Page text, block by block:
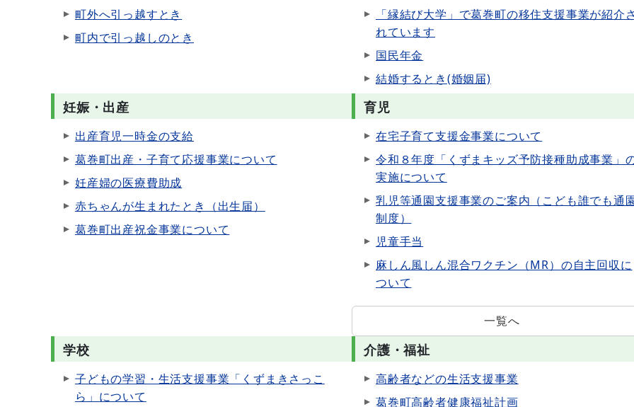
町外へ引っ越すとき
町内で引っ越しのとき
「縁結び大学」で葛巻町の移住支援事業が紹介さ
れています
国民年金
結婚するとき(婚姻届)
妊娠・出産
出産育児一時金の支給
葛巻町出産・子育て応援事業について
妊産婦の医療費助成
赤ちゃんが生まれたとき（出生届）
葛巻町出産祝金事業について
育児
在宅子育て支援金事業について
令和８年度「くずまキッズ予防接種助成事業」
実施について
乳児等通園支援事業のご案内（こども誰でも通
制度）
児童手当
麻しん風しん混合ワクチン（MR）の自主回収に
ついて
一覧へ
学校
子どもの学習・生活支援事業「くずまきさっこ
ら」について
介護・福祉
高齢者などの生活支援事業
葛巻町高齢者健康福祉計画